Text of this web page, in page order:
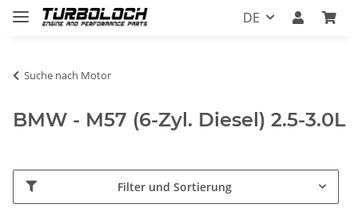
DE
Suche nach Motor
BMW - M57 (6-Zyl. Diesel) 2.5-3.0L
Filter und Sortierung